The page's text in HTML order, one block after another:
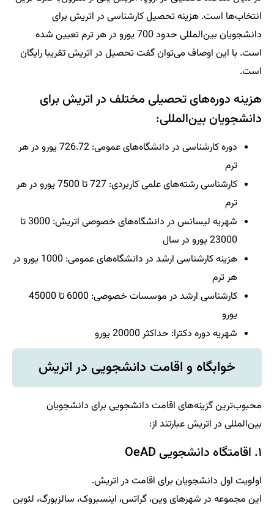
انتخاب‌ها است. هزینه تحصیل کارشناسی در اتریش برای
دانشجویان بین‌المللی حدود 700 یورو در هر ترم تعیین شده
است. با این اوصاف می‌توان گفت تحصیل در اتریش تقریبا رایگان
است.
هزینه دوره‌های تحصیلی مختلف در اتریش برای
دانشجویان بین‌المللی:
دوره کارشناسی در دانشگاه‌های عمومی: 726.72 یورو در هر
ترم
کارشناسی رشته‌های علمی کاربردی: 727 تا 7500 یورو در هر
ترم
شهریه لیسانس در دانشگاه‌های خصوصی اتریش: 3000 تا
23000 یورو در سال
هزینه کارشناسی ارشد در دانشگاه‌های عمومی: 1000 یورو در
هر ترم
کارشناسی ارشد در موسسات خصوصی: 6000 تا 45000
یورو
شهریه دوره دکترا: حداکثر 20000 یورو
خوابگاه و اقامت دانشجویی در اتریش
محبوب‌ترین گزینه‌های اقامت دانشجویی برای دانشجویان
بین‌المللی در اتریش عبارتند از:
۱. اقامتگاه دانشجویی OeAD
اولویت اول دانشجویان برای اقامت در اتریش.
این مجموعه در شهرهای وین، گراتس، اینسبروک، سالزبورگ، لئوبن